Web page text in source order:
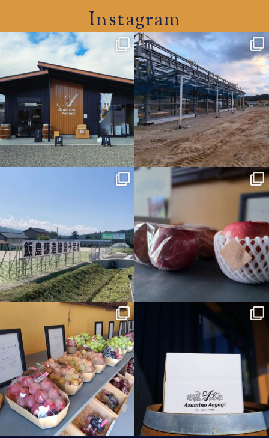
Instagram
azumino.aoyagi
11月 29
azumino.aoyagi
11月 27
11月 17
azumino.aoyagi
azumino.aoyagi
10月 14
azumino.aoyagi
10月 5